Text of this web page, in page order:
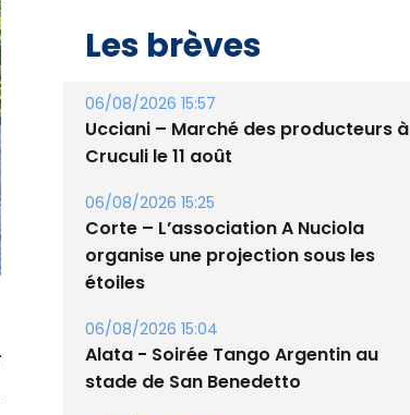
Les brèves
06/08/2026 15:57
Ucciani – Marché des producteurs à
Cruculi le 11 août
06/08/2026 15:25
Corte – L’association A Nuciola
organise une projection sous les
étoiles
06/08/2026 15:04
Alata - Soirée Tango Argentin au
stade de San Benedetto